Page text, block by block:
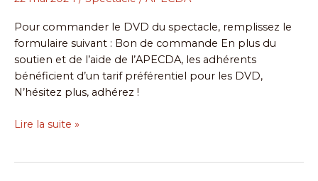
Pour commander le DVD du spectacle, remplissez le
formulaire suivant : Bon de commande En plus du
soutien et de l’aide de l’APECDA, les adhérents
bénéficient d’un tarif préférentiel pour les DVD,
N’hésitez plus, adhérez !
Acte
3
Lire la suite »